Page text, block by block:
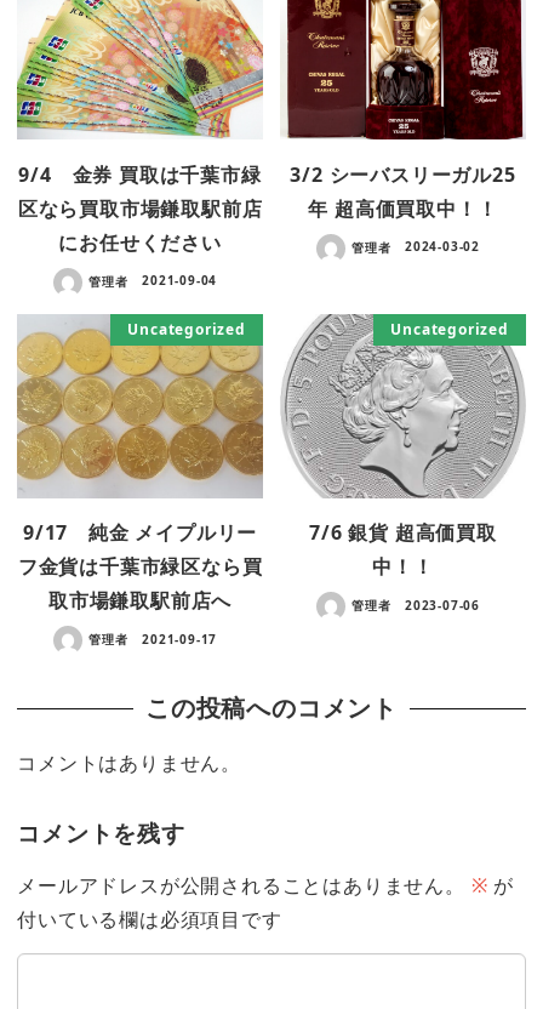
9/4 金券 買取は千葉市緑
区なら買取市場鎌取駅前店
にお任せください
管理者 2021-09-04
3/2 シーバスリーガル25
年 超高価買取中！！
管理者 2024-03-02
Uncategorized
9/17 純金 メイプルリー
フ金貨は千葉市緑区なら買
取市場鎌取駅前店へ
管理者 2021-09-17
Uncategorized
7/6 銀貨 超高価買取
中！！
管理者 2023-07-06
この投稿へのコメント
コメントはありません。
コメントを残す
メールアドレスが公開されることはありません。 ※ が
付いている欄は必須項目です